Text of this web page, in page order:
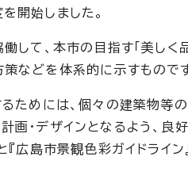
開始しました。
働して、本市の目指す「美し
などを体系的に示すものです
るためには、個々の建築物等
画・デザインとなるよう、
『広島市景観色彩ガイドライン